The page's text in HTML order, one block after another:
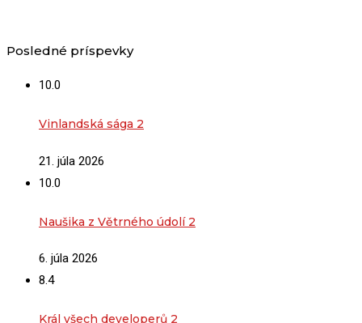
Posledné príspevky
10.0
Vinlandská sága 2
21. júla 2026
10.0
Naušika z Větrného údolí 2
6. júla 2026
8.4
Král všech developerů 2